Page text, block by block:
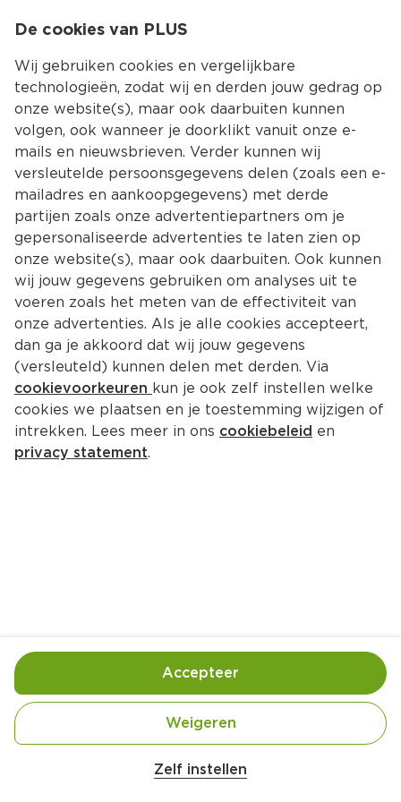
Kies jouw
Terug Producten
Uit de keuken van PLUS
Mozzarella salade
Handige informatie over dit product
Uit de keuken van PLUS
De cookies van PLUS
Wij gebruiken cookies en vergelijkbare
technologieën, zodat wij en derden jouw gedrag op
onze website(s), maar ook daarbuiten kunnen
volgen, ook wanneer je doorklikt vanuit onze e-
mails en nieuwsbrieven. Verder kunnen wij
versleutelde persoonsgegevens delen (zoals een e-
mailadres en aankoopgegevens) met derde
partijen zoals onze advertentiepartners om je
gepersonaliseerde advertenties te laten zien op
onze website(s), maar ook daarbuiten. Ook kunnen
wij jouw gegevens gebruiken om analyses uit te
voeren zoals het meten van de effectiviteit van
onze advertenties. Als je alle cookies accepteert,
dan ga je akkoord dat wij jouw gegevens
(versleuteld) kunnen delen met derden. Via
cookievoorkeuren kun je ook zelf instellen welke
cookies we plaatsen en je toestemming wijzigen of
intrekken. Lees meer in ons cookiebeleid en
privacy statement.
Zelf instellen
Weigeren
Accepteer